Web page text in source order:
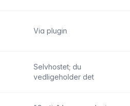
Via plugin
Selvhostet; du
vedligeholder det